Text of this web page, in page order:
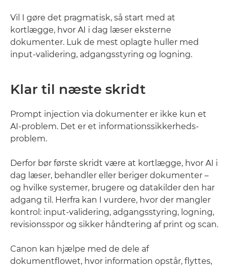
Vil I gøre det pragmatisk, så start med at
kortlægge, hvor AI i dag læser eksterne
dokumenter. Luk de mest oplagte huller med
input-validering, adgangsstyring og logning.
Klar til næste skridt
Prompt injection via dokumenter er ikke kun et
AI-problem. Det er et informationssikkerheds-
problem.
Derfor bør første skridt være at kortlægge, hvor AI i
dag læser, behandler eller beriger dokumenter –
og hvilke systemer, brugere og datakilder den har
adgang til. Herfra kan I vurdere, hvor der mangler
kontrol: input-validering, adgangsstyring, logning,
revisionsspor og sikker håndtering af print og scan.
Canon kan hjælpe med de dele af
dokumentflowet, hvor information opstår, flyttes,